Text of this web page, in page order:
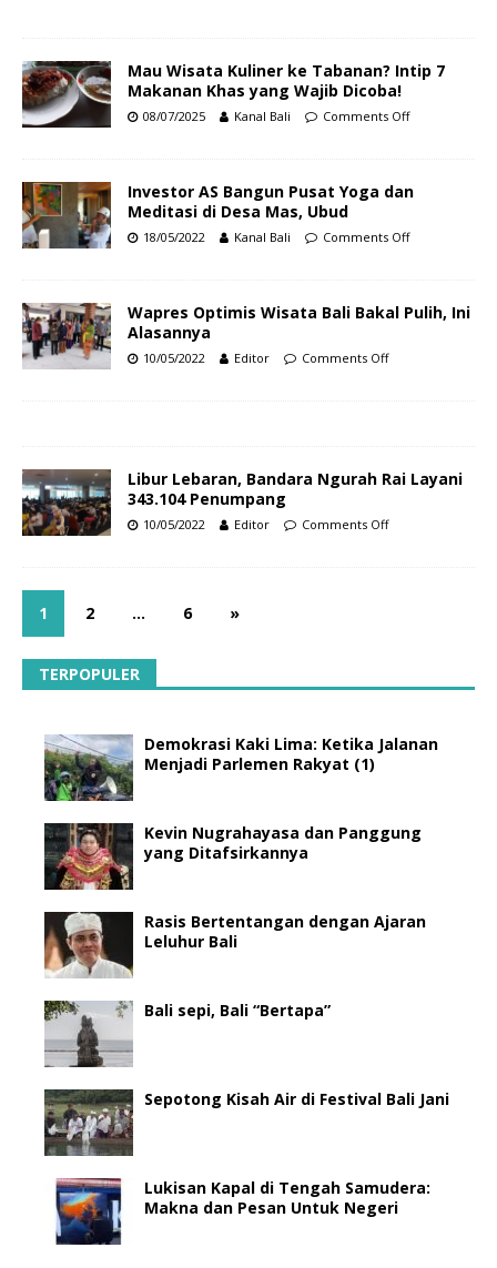
Mau Wisata Kuliner ke Tabanan? Intip 7
Makanan Khas yang Wajib Dicoba!
08/07/2025 Kanal Bali Comments Off
Investor AS Bangun Pusat Yoga dan
Meditasi di Desa Mas, Ubud
18/05/2022 Kanal Bali Comments Off
Wapres Optimis Wisata Bali Bakal Pulih, Ini
Alasannya
10/05/2022 Editor Comments Off
Libur Lebaran, Bandara Ngurah Rai Layani
343.104 Penumpang
10/05/2022 Editor Comments Off
1 2 … 6 »
TERPOPULER
Demokrasi Kaki Lima: Ketika Jalanan
Menjadi Parlemen Rakyat (1)
Kevin Nugrahayasa dan Panggung
yang Ditafsirkannya
Rasis Bertentangan dengan Ajaran
Leluhur Bali
Bali sepi, Bali “Bertapa”
Sepotong Kisah Air di Festival Bali Jani
Lukisan Kapal di Tengah Samudera:
Makna dan Pesan Untuk Negeri